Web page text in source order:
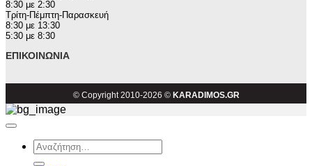
8:30 με 2:30
Τρίτη-Πέμπτη-Παρασκευή
8:30 με 13:30
5:30 με 8:30
ΕΠΙΚΟΙΝΩΝΊΑ
© Copyright 2010-2026 © KARADIMOS.GR
Αναζήτηση
για: